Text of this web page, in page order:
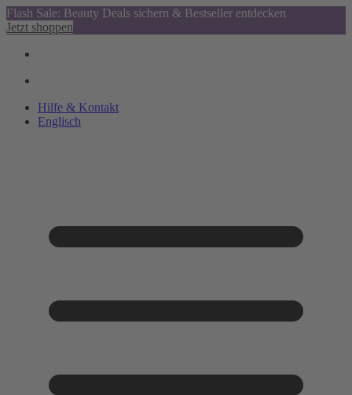
Flash Sale: Beauty Deals sichern & Bestseller entdecken
Jetzt shoppen
Hilfe & Kontakt
Englisch